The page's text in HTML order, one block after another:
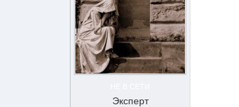
Эксперт